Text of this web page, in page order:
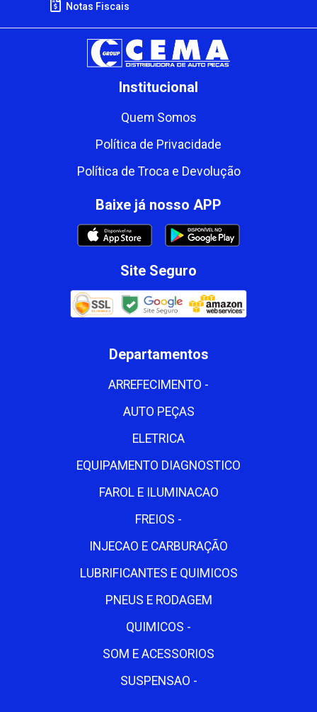
Notas Fiscais
Institucional
Quem Somos
Política de Privacidade
Política de Troca e Devolução
Baixe já nosso APP
Site Seguro
Departamentos
ARREFECIMENTO -
AUTO PEÇAS
ELETRICA
EQUIPAMENTO DIAGNOSTICO
FAROL E ILUMINACAO
FREIOS -
INJECAO E CARBURAÇÃO
LUBRIFICANTES E QUIMICOS
PNEUS E RODAGEM
QUIMICOS -
SOM E ACESSORIOS
SUSPENSAO -